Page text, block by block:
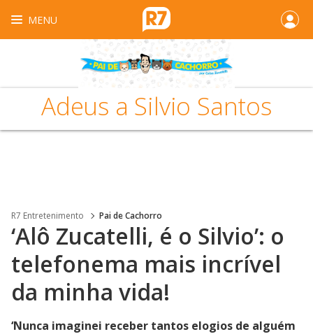
MENU
Adeus a Silvio Santos
R7 Entretenimento Pai de Cachorro
‘Alô Zucatelli, é o Silvio’: o
telefonema mais incrível
da minha vida!
‘Nunca imaginei receber tantos elogios de alguém